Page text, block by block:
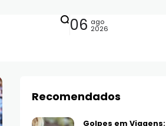
06 ago
2026
Recomendados
Golpes em